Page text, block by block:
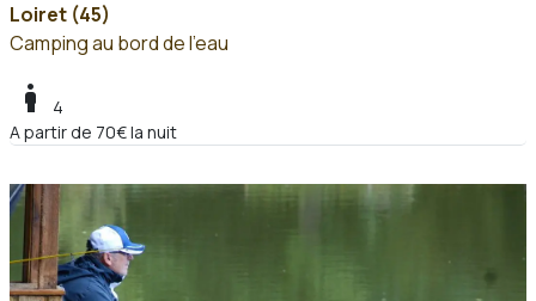
Loiret (45)
Camping au bord de l'eau
boy
4
A partir de 70€ la nuit